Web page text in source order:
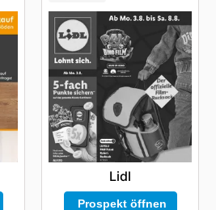
Lidl
Prospekt öffnen